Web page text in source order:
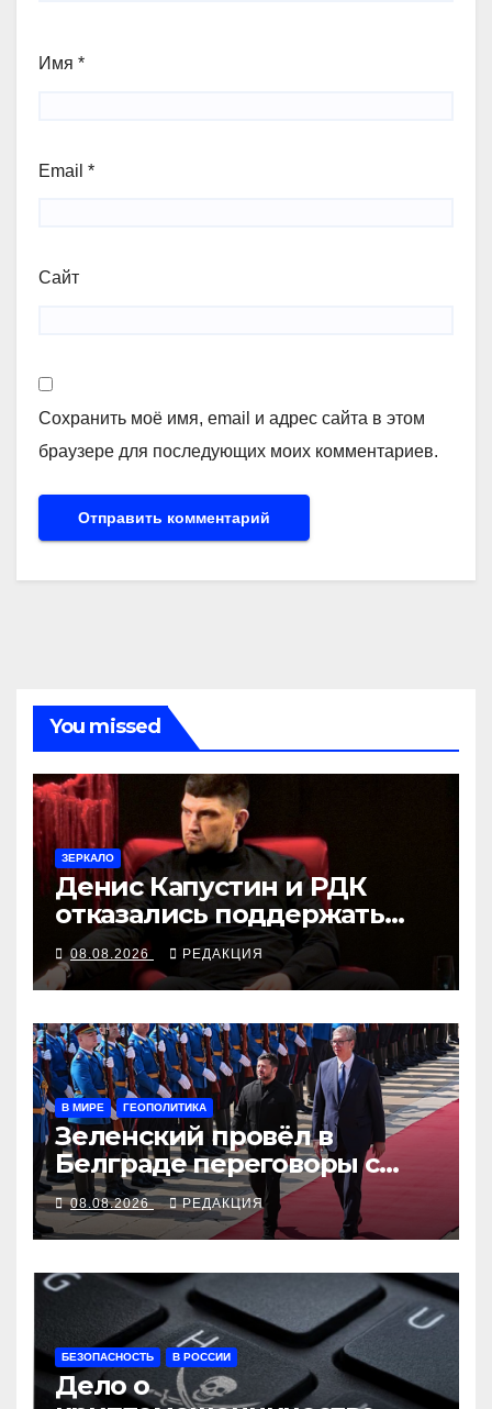
Имя *
Email *
Сайт
Сохранить моё имя, email и адрес сайта в этом
браузере для последующих моих комментариев.
You missed
ЗЕРКАЛО
Денис Капустин и РДК
отказались поддержать
партию «Яблоко»
08.08.2026 РЕДАКЦИЯ
В МИРЕ ГЕОПОЛИТИКА
Зеленский провёл в
Белграде переговоры с
Вучичем
08.08.2026 РЕДАКЦИЯ
БЕЗОПАСНОСТЬ В РОССИИ
Дело о